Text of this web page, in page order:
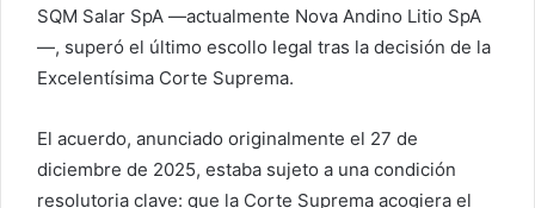
SQM Salar SpA —actualmente Nova Andino Litio SpA
—, superó el último escollo legal tras la decisión de la
Excelentísima Corte Suprema.
El acuerdo, anunciado originalmente el 27 de
diciembre de 2025, estaba sujeto a una condición
resolutoria clave: que la Corte Suprema acogiera el